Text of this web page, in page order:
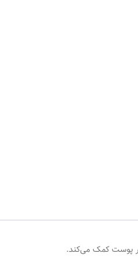
پوست کمک می‌کند.